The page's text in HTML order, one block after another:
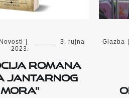
Novosti |
3. rujna
2023.
romana
Jantarnog
mora”
Glazba |